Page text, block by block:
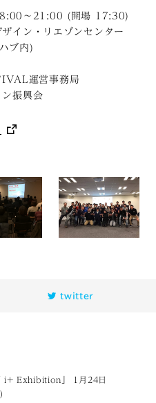
〜21:00 (開場 17:30)
イン・リエゾンセンター
ブ内)
運営事務局
振興会
twitter
i+ Exhibition」 1月24日